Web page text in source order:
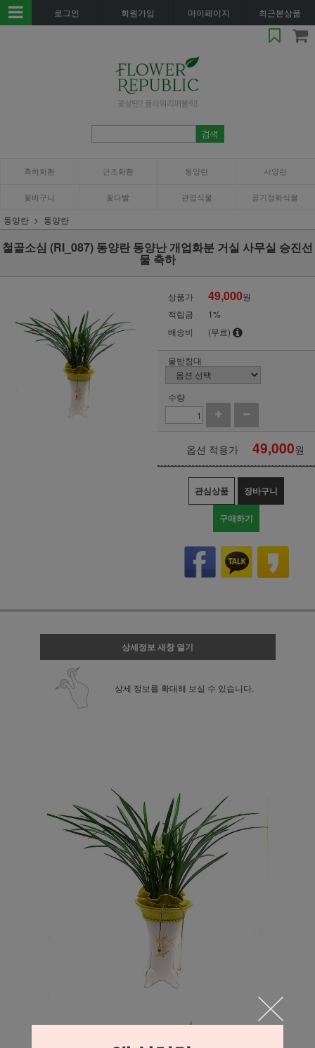
로그인 회원가입 마이페이지 최근본상품
축하화환 근조화환 동양란 서양란
꽃바구니 꽃다발 관엽식물 공기정화식물
동양란 동양란
철골소심 (RI_087) 동양란 동양난 개업화분 거실 사무실 승진선
물 축하
상품가 49,000원
적립금
1%
배송비
(무료)
물받침대
수량
옵션 적용가 49,000원
관심상품 장바구니
구매하기
상세정보 새창 열기
상세 정보를 확대해 보실 수 있습니다.